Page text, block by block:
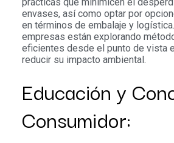
envases, así como optar por
en términos de embalaje y
empresas están explorando
eficientes desde el punto de vista
reducir su impacto ambiental.
Educación y
Consumidor: